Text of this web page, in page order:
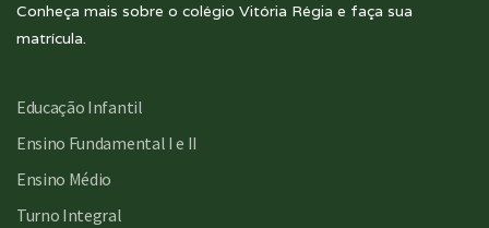
Conheça mais sobre o colégio Vitória Régia e faça sua
matrícula.
Educação Infantil
Ensino Fundamental I e II
Ensino Médio
Turno Integral